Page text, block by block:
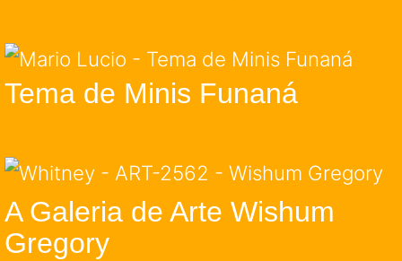
Tema de Minis Funaná
A Galeria de Arte Wishum
Gregory